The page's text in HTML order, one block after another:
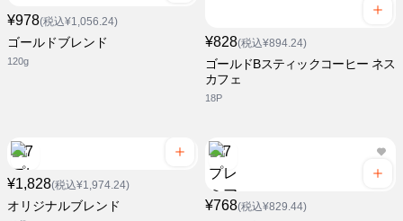
¥978(税込¥1,056.24)
ゴールドブレンド
120g
¥828(税込¥894.24)
ゴールドBスティックコーヒー ネス
カフェ
18P
¥1,828(税込¥1,974.24)
オリジナルブレンド ¥768(税込¥829.44)